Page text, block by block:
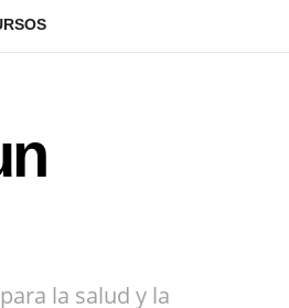
la salud y la